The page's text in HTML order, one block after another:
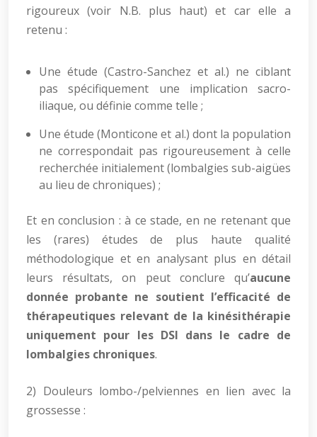
rigoureux (voir N.B. plus haut) et car elle a
retenu :
Une étude (Castro-Sanchez et al.) ne ciblant
pas spécifiquement une implication sacro-
iliaque, ou définie comme telle ;
Une étude (Monticone et al.) dont la population
ne correspondait pas rigoureusement à celle
recherchée initialement (lombalgies sub-aigües
au lieu de chroniques) ;
Et en conclusion : à ce stade, en ne retenant que
les (rares) études de plus haute qualité
méthodologique et en analysant plus en détail
leurs résultats, on peut conclure qu’aucune
donnée probante ne soutient l’efficacité de
thérapeutiques relevant de la kinésithérapie
uniquement pour les DSI dans le cadre de
lombalgies chroniques.
2) Douleurs lombo-/pelviennes en lien avec la
grossesse :